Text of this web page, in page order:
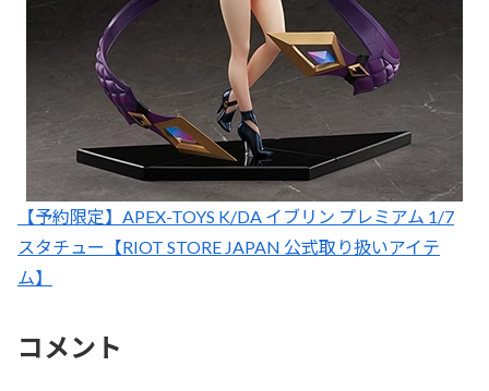
【予約限定】APEX-TOYS K/DA イブリン プレミアム 1/7
スタチュー【RIOT STORE JAPAN 公式取り扱いアイテ
ム】
コメント